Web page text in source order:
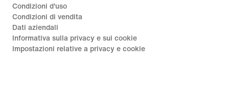
Condizioni d'uso
Condizioni di vendita
Dati aziendali
Informativa sulla privacy e sui cookie
Impostazioni relative a privacy e cookie